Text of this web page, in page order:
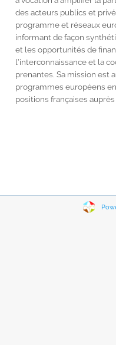
des acteurs publics et
programme et réseaux
informant de façon
et les opportunités de
l’interconnaissance et la
prenantes. Sa mission est
programmes européens
positions françaises